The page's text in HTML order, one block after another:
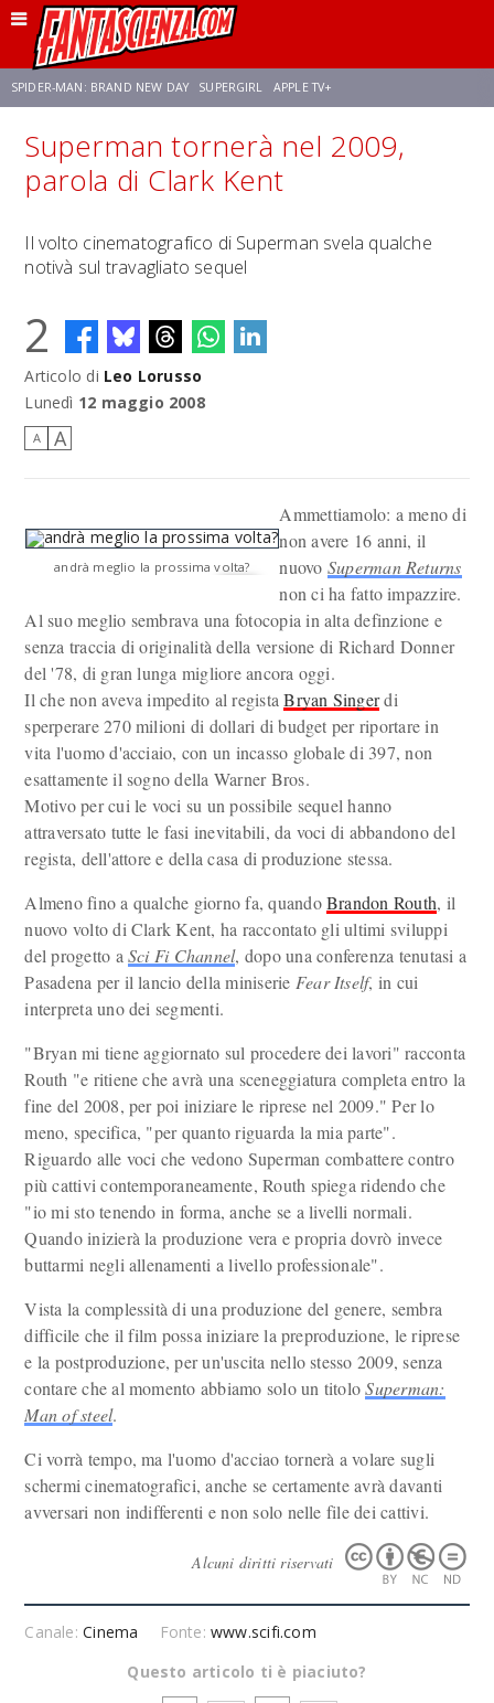
SPIDER-MAN: BRAND NEW DAY SUPERGIRL APPLE TV+
FRANCO RICCIARDIELLO ZENDAYA AVENGERS: DOOMSDAY STAR TREK
Superman tornerà nel 2009,
parola di Clark Kent
Il volto cinematografico di Superman svela qualche
notivà sul travagliato sequel
2
Articolo di Leo Lorusso
Lunedì 12 maggio 2008
A A
andrà meglio la prossima volta?
Ammettiamolo: a meno di
non avere 16 anni, il
nuovo Superman Returns
non ci ha fatto impazzire.
Al suo meglio sembrava una fotocopia in alta definzione e
senza traccia di originalità della versione di Richard Donner
del '78, di gran lunga migliore ancora oggi.
Il che non aveva impedito al registaBryan Singerdi
sperperare 270 milioni di dollari di budget per riportare in
vita l'uomo d'acciaio, con un incasso globale di 397, non
esattamente il sogno della Warner Bros.
Motivo per cui le voci su un possibile sequel hanno
attraversato tutte le fasi inevitabili, da voci di abbandono del
regista, dell'attore e della casa di produzione stessa.
Almeno fino a qualche giorno fa, quandoBrandon Routh, il
nuovo volto di Clark Kent, ha raccontato gli ultimi sviluppi
del progetto aSci Fi Channel, dopo una conferenza tenutasi a
Pasadena per il lancio della miniserie Fear Itself, in cui
interpreta uno dei segmenti.
"Bryan mi tiene aggiornato sul procedere dei lavori" racconta
Routh "e ritiene che avrà una sceneggiatura completa entro la
fine del 2008, per poi iniziare le riprese nel 2009." Per lo
meno, specifica, "per quanto riguarda la mia parte".
Riguardo alle voci che vedono Superman combattere contro
più cattivi contemporaneamente, Routh spiega ridendo che
"io mi sto tenendo in forma, anche se a livelli normali.
Quando inizierà la produzione vera e propria dovrò invece
buttarmi negli allenamenti a livello professionale".
Vista la complessità di una produzione del genere, sembra
difficile che il film possa iniziare la preproduzione, le riprese
e la postproduzione, per un'uscita nello stesso 2009, senza
contare che al momento abbiamo solo un titoloSuperman:
Man of steel.
Ci vorrà tempo, ma l'uomo d'acciao tornerà a volare sugli
schermi cinematografici, anche se certamente avrà davanti
avversari non indifferenti e non solo nelle file dei cattivi.
Alcuni diritti riservati
Canale:Cinema Fonte:www.scifi.com
Questo articolo ti è piaciuto?